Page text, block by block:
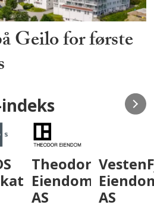
Geilo for første
indeks
Theodor
Eiendom
AS
AS